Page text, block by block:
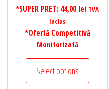
*SUPER PRET: 44,00 lei TVA
Inclus
*Ofertă Competitivă
Monitorizată
Select options